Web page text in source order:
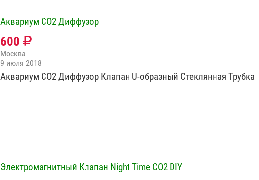
Аквариум CO2 Диффузор
600
Москва
9 июля 2018
Аквариум CO2 Диффузор Клапан U-образный Стеклянная Трубка
Электромагнитный Клапан Night Time СО2 DIY